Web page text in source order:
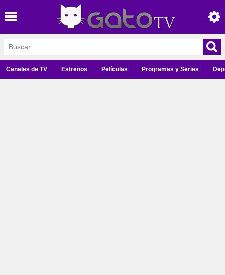
Canales de TV Estrenos Películas Programas y Series